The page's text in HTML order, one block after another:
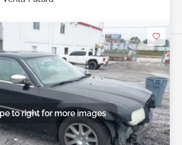
to right for more images